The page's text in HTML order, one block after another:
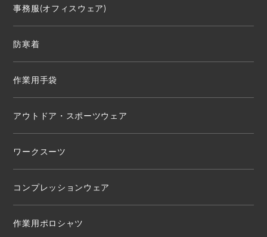
事務服(オフィスウェア)
防寒着
作業用手袋
アウトドア・スポーツウェア
ワークスーツ
コンプレッションウェア
作業用ポロシャツ